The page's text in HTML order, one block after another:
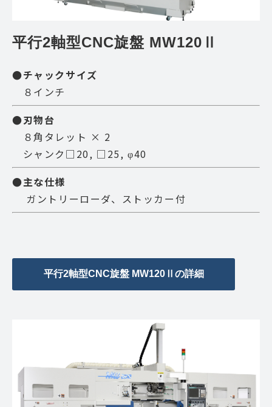
平行2軸型CNC旋盤 MW120Ⅱ
●チャックサイズ
８インチ
●刃物台
８角タレット × 2
シャンク□20, □25, φ40
●主な仕様
ガントリーローダ、ストッカー付
平行2軸型CNC旋盤 MW120Ⅱの詳細